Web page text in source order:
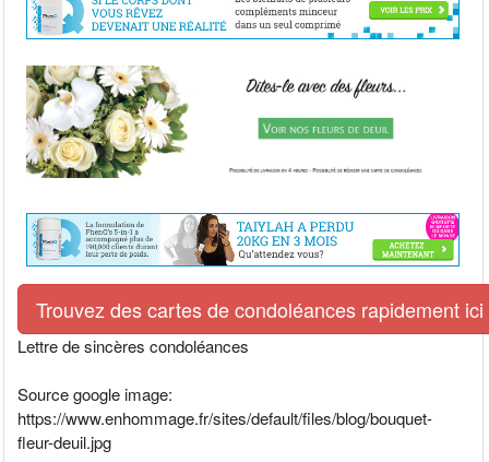
Trouvez des cartes de condoléances rapidement ici
Lettre de sincères condoléances
Source google image:
https://www.enhommage.fr/sites/default/files/blog/bouquet-
fleur-deuil.jpg